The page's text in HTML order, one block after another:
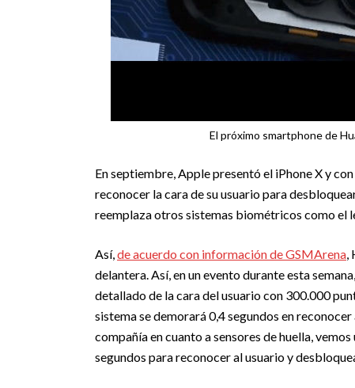
El próximo smartphone de
En septiembre, Apple presentó el iPhone X y
reconocer la cara de su usuario para
reemplaza otros sistemas biométricos como el
Así,de acuerdo con información de GSMArena,
delantera. Así, en un evento durante esta
detallado de la cara del usuario con 300.000
sistema se demorará 0,4 segundos en
compañía en cuanto a sensores de huella,
segundos para reconocer al usuario y